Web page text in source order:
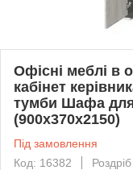
Офісні меблі в
кабінет
тумби Шафа для
(900х370х2150)
Під замовлення
Код: 16382
Роздріб